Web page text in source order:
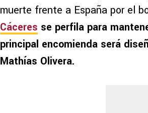
muerte frente a España por el
Cáceres se perfila para
principal encomienda será
Mathías Olivera.